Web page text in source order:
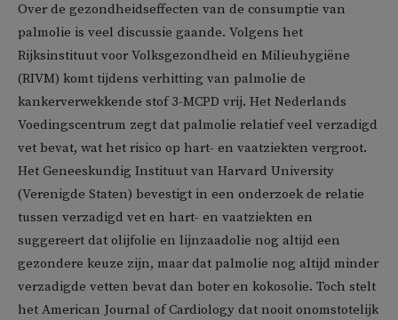
Over de gezondheidseffecten van de consumptie van
palmolie is veel discussie gaande. Volgens het
Rijksinstituut voor Volksgezondheid en Milieuhygiëne
(RIVM) komt tijdens verhitting van palmolie de
kankerverwekkende stof 3-MCPD vrij. Het Nederlands
Voedingscentrum zegt dat palmolie relatief veel verzadigd
vet bevat, wat het risico op hart- en vaatziekten vergroot.
Het Geneeskundig Instituut van Harvard University
(Verenigde Staten) bevestigt in een onderzoek de relatie
tussen verzadigd vet en hart- en vaatziekten en
suggereert dat olijfolie en lijnzaadolie nog altijd een
gezondere keuze zijn, maar dat palmolie nog altijd minder
verzadigde vetten bevat dan boter en kokosolie. Toch stelt
het American Journal of Cardiology dat nooit onomstotelijk